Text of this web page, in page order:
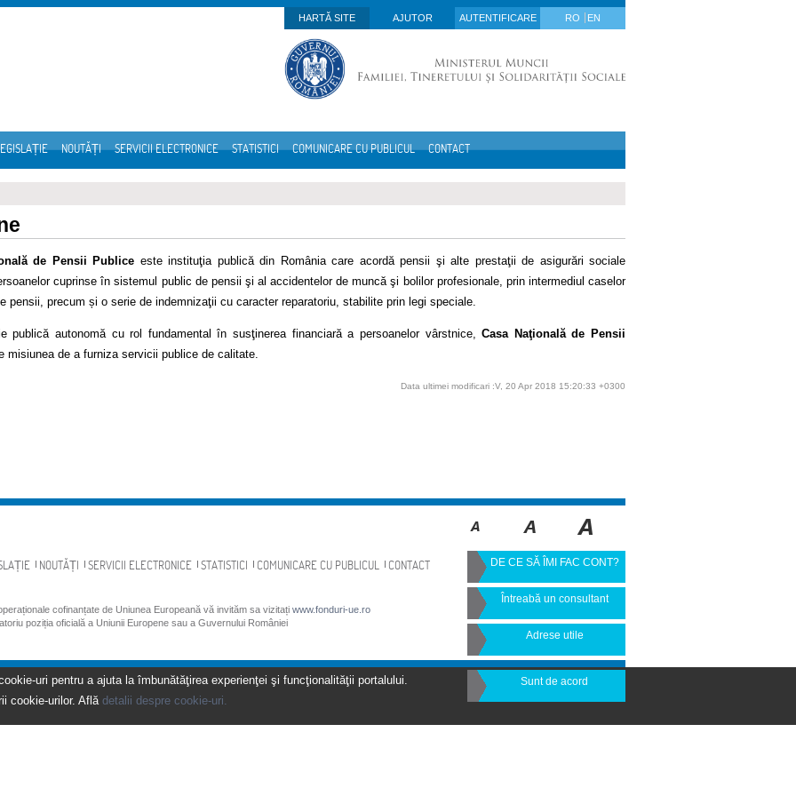
HARTĂ SITE
AJUTOR AUTENTIFICARE RO EN
NOUTĂȚI SERVICII ELECTRONICE STATISTICI COMUNICARE CU PUBLICUL CONTACT
de Pensii Publice este instituţia publică din România care acordă pensii şi alte prestaţii de asigurări sociale
cuprinse în sistemul public de pensii şi al accidentelor de muncă şi bolilor profesionale, prin intermediul caselor
pensii, precum și o serie de indemnizaţii cu caracter reparatoriu, stabilite prin legi speciale.
publică autonomă cu rol fundamental în susţinerea financiară a persoanelor vârstnice,Casa Naţională de Pensii
misiunea de a furniza servicii publice de calitate.
Data ultimei modificari :V, 20 Apr 2018 15:20:33 +0300
NOUTĂȚI SERVICII ELECTRONICE STATISTICI COMUNICARE CU PUBLICUL CONTACT
cofinanțate de Uniunea Europeană vă invităm sa vizitați www.fonduri-ue.ro
poziția oficială a Uniunii Europene sau a Guvernului României
DE CE SĂ ÎMI FAC CONT?
Întreabă un consultant
Adrese utile
uri pentru a ajuta la îmbunătăţirea experienţei şi funcţionalităţii portalului.
cookie-urilor. Află detalii despre cookie-uri.
Sunt de acord